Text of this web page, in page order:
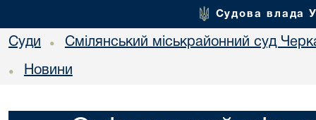
Судова влада
Суди • Смілянський міськрайонний суд
• Новини